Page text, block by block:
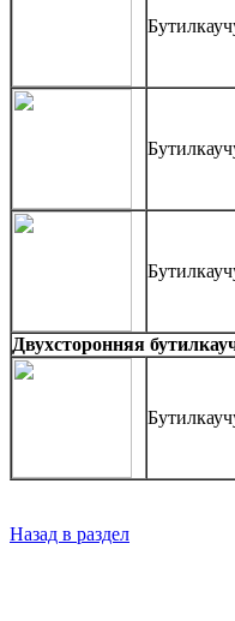
Двухсторонняя
Назад в раздел